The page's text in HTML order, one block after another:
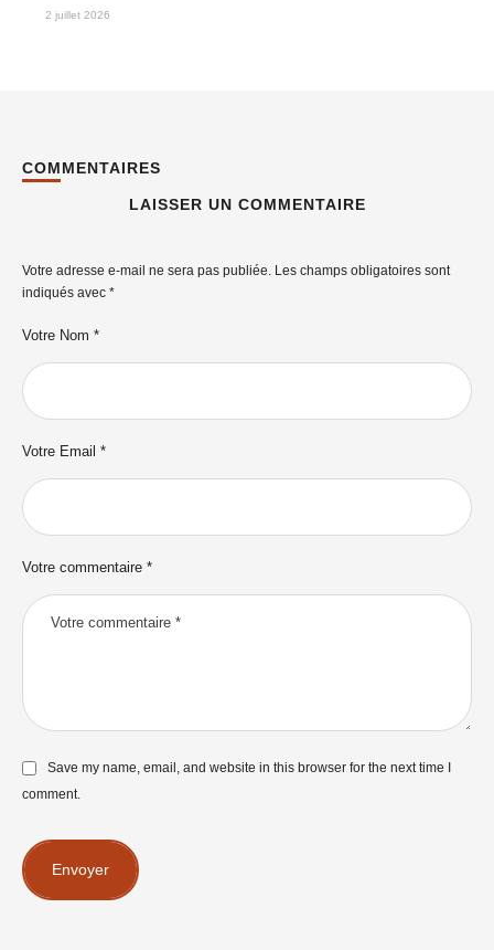
2 juillet 2026
COMMENTAIRES
LAISSER UN COMMENTAIRE
Votre adresse e-mail ne sera pas publiée. Les champs obligatoires sont
indiqués avec *
Votre commentaire *
Votre Nom *
Votre Email *
Save my name, email, and website in this browser for the next time I
comment.
Envoyer